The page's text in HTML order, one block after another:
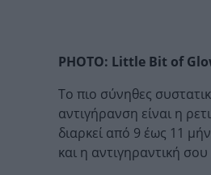
PHOTO: Little Bit of
Το πιο σύνηθες
αντιγήρανση είναι η
διαρκεί από 9 έως 11
και η αντιγηραντική